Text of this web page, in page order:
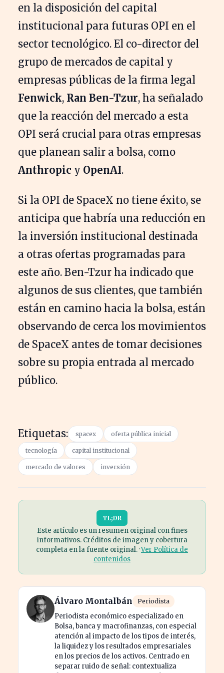
en la disposición del capital
institucional para futuras OPI en el
sector tecnológico. El co-director del
grupo de mercados de capital y
empresas públicas de la firma legal
Fenwick, Ran Ben-Tzur, ha señalado
que la reacción del mercado a esta
OPI será crucial para otras empresas
que planean salir a bolsa, como
Anthropic y OpenAI.
Si la OPI de SpaceX no tiene éxito, se
anticipa que habría una reducción en
la inversión institucional destinada
a otras ofertas programadas para
este año. Ben-Tzur ha indicado que
algunos de sus clientes, que también
están en camino hacia la bolsa, están
observando de cerca los movimientos
de SpaceX antes de tomar decisiones
sobre su propia entrada al mercado
público.
Etiquetas: spacex oferta pública inicial
tecnología capital institucional
mercado de valores inversión
TL;DR
Este artículo es un resumen original con fines
informativos. Créditos de imagen y cobertura
completa en la fuente original. ·Ver Política de
contenidos
Álvaro Montalbán Periodista
Periodista económico especializado en
Bolsa, banca y macrofinanzas, con especial
atención al impacto de los tipos de interés,
la liquidez y los resultados empresariales
en los precios de los activos. Centrado en
separar ruido de señal: contextualiza